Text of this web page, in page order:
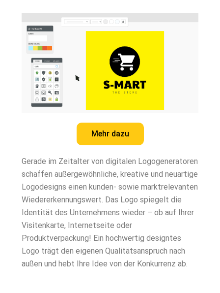
Mehr dazu
Gerade im Zeitalter von digitalen Logogeneratoren
schaffen außergewöhnliche, kreative und neuartige
Logodesigns einen kunden- sowie marktrelevanten
Wiedererkennungswert. Das Logo spiegelt die
Identität des Unternehmens wieder – ob auf Ihrer
Visitenkarte, Internetseite oder
Produktverpackung! Ein hochwertig designtes
Logo trägt den eigenen Qualitätsanspruch nach
außen und hebt Ihre Idee von der Konkurrenz ab.